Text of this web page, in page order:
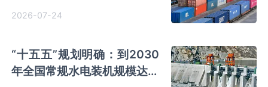
2026-07-24
“十五五”规划明确：到2030
年全国常规水电装机规模达到